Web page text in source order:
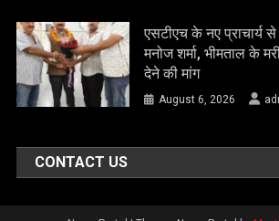
एसटीएच के नए प्राचार्य
मनोज शर्मा, भीमताल के
देने की मांग
August 6, 2026
CONTACT US